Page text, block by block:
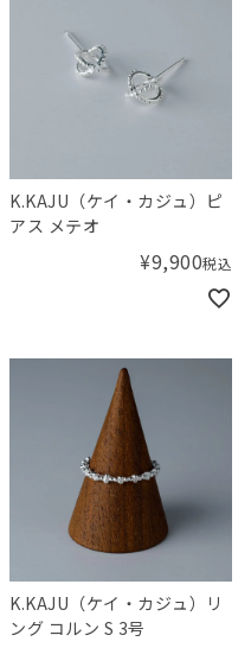
K.KAJU（ケイ・カジュ）ピ
アス メテオ
¥9,900税込
K.KAJU（ケイ・カジュ）リ
ング コルン S 3号